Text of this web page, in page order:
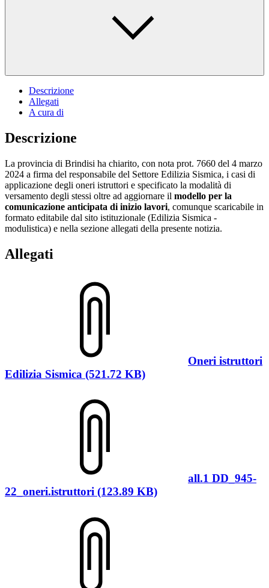
Descrizione
Allegati
A cura di
Descrizione
La provincia di Brindisi ha chiarito, con nota prot. 7660 del 4 marzo
2024 a firma del responsabile del Settore Edilizia Sismica, i casi di
applicazione degli oneri istruttori e specificato la modalità di
versamento degli stessi oltre ad aggiornare il modello per la
comunicazione anticipata di inizio lavori, comunque scaricabile in
formato editabile dal sito istituzionale (Edilizia Sismica -
modulistica) e nella sezione allegati della presente notizia.
Allegati
Oneri istruttori
Edilizia Sismica (521.72 KB)
all.1 DD_945-
22_oneri.istruttori (123.89 KB)